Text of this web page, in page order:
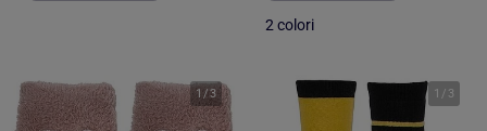
2 colori
1 /3 1 / 3